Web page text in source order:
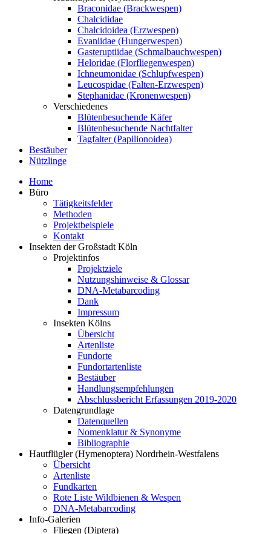
Braconidae (Brackwespen)
Chalcididae
Chalcidoidea (Erzwespen)
Evaniidae (Hungerwespen)
Gasteruptiidae (Schmalbauchwespen)
Heloridae (Florfliegenwespen)
Ichneumonidae (Schlupfwespen)
Leucospidae (Falten-Erzwespen)
Stephanidae (Kronenwespen)
Verschiedenes
Blütenbesuchende Käfer
Blütenbesuchende Nachtfalter
Tagfalter (Papilionoidea)
Bestäuber
Nützlinge
Home
Büro
Tätigkeitsfelder
Methoden
Projektbeispiele
Kontakt
Insekten der Großstadt Köln
Projektinfos
Projektziele
Nutzungshinweise & Glossar
DNA-Metabarcoding
Dank
Impressum
Insekten Kölns
Übersicht
Artenliste
Fundorte
Fundortartenliste
Bestäuber
Handlungsempfehlungen
Abschlussbericht Erfassungen 2019-2020
Datengrundlage
Datenquellen
Nomenklatur & Synonyme
Bibliographie
Hautflügler (Hymenoptera) Nordrhein-Westfalens
Übersicht
Artenliste
Fundkarten
Rote Liste Wildbienen & Wespen
DNA-Metabarcoding
Info-Galerien
Fliegen (Diptera)